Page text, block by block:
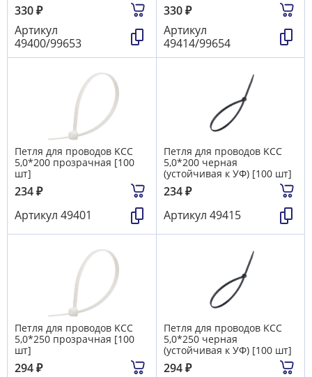
330₽
Артикул
49400/99653
330₽
Артикул
49414/99654
Петля для проводов KCC
5,0*200 прозрачная [100
шт]
234₽
Артикул 49401
Петля для проводов KCC
5,0*200 черная
(устойчивая к УФ) [100 шт]
234₽
Артикул 49415
Петля для проводов KCC
5,0*250 прозрачная [100
шт]
294₽
Петля для проводов KCC
5,0*250 черная
(устойчивая к УФ) [100 шт]
294₽